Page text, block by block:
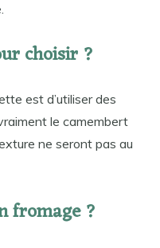
choisir ?
est d’utiliser des
le camembert
ne seront pas au
fromage ?